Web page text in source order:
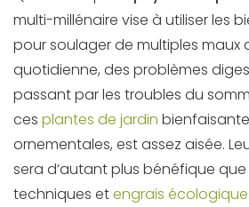
multi-millénaire vise à utiliser les
pour soulager de multiples maux
quotidienne, des problèmes
passant par les troubles du
ces plantes de jardin
ornementales, est assez aisée.
sera d’autant plus bénéfique
techniques etengrais